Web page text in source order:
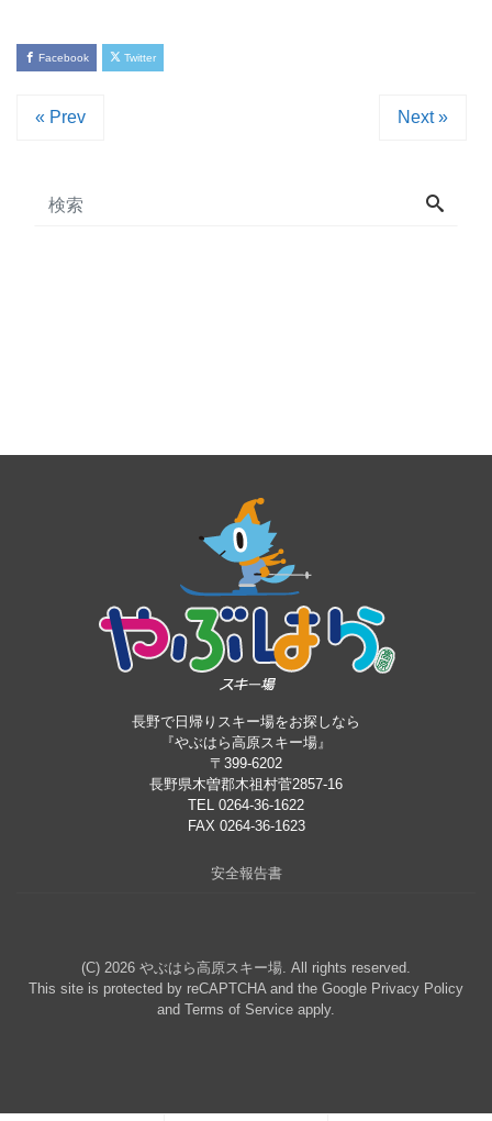
Facebook Twitter
« Prev Next »
長野で日帰りスキー場をお探しなら
『やぶはら高原スキー場』
〒399-6202
長野県木曽郡木祖村菅2857-16
TEL 0264-36-1622
FAX 0264-36-1623
安全報告書
(C) 2026 やぶはら高原スキー場. All rights reserved.
This site is protected by reCAPTCHA and the Google Privacy Policy
and Terms of Service apply.